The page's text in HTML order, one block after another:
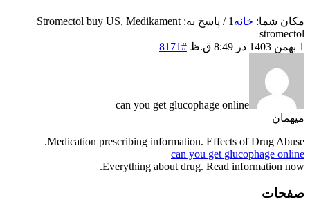
مکان شما: خانه 1
/
پاسخ به: Stromectol buy US, Medikament
stromectol
1 بهمن 1403 در 8:49 ق.ظ
#8171
can you get glucophage online
میهمان
Medication prescribing information. Effects of Drug Abuse.
can you get glucophage online
Everything about drug. Read information now.
صفحات